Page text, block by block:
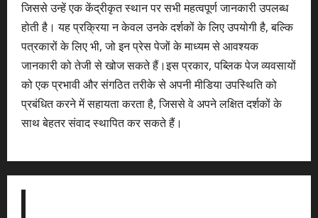
जिससे उन्हें एक केंद्रीकृत स्थान पर सभी महत्वपूर्ण जानकारी उपलब्ध
होती है। यह प्रक्रिया न केवल उनके दर्शकों के लिए उपयोगी है, बल्कि
पत्रकारों के लिए भी, जो इन प्रेस पेजों के माध्यम से आवश्यक
जानकारी को तेजी से खोज सकते हैं।इस प्रकार, पब्लिक पेज व्यवसायों
को एक प्रभावी और संगठित तरीके से अपनी मीडिया उपस्थिति को
प्रबंधित करने में सहायता करता है, जिससे वे अपने लक्षित दर्शकों के
साथ बेहतर संवाद स्थापित कर सकते हैं।